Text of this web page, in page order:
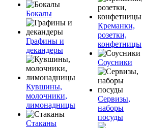
Бокалы
Графины и
декандеры
Кувшины,
молочники,
лимонадницы
Стаканы
Креманки,
розетки,
конфетницы
Соусники
Сервизы,
наборы
посуды